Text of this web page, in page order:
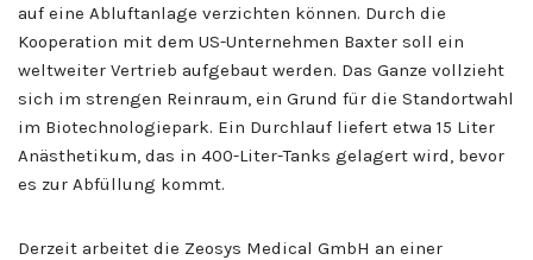
auf eine Abluftanlage verzichten können. Durch die
Kooperation mit dem US-Unternehmen Baxter soll ein
weltweiter Vertrieb aufgebaut werden. Das Ganze vollzieht
sich im strengen Reinraum, ein Grund für die Standortwahl
im Biotechnologiepark. Ein Durchlauf liefert etwa 15 Liter
Anästhetikum, das in 400-Liter-Tanks gelagert wird, bevor
es zur Abfüllung kommt.
Derzeit arbeitet die Zeosys Medical GmbH an einer